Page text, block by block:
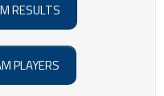
RESULTS
PLAYERS